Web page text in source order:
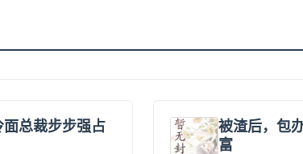
总裁步步强占
被渣后，包
富